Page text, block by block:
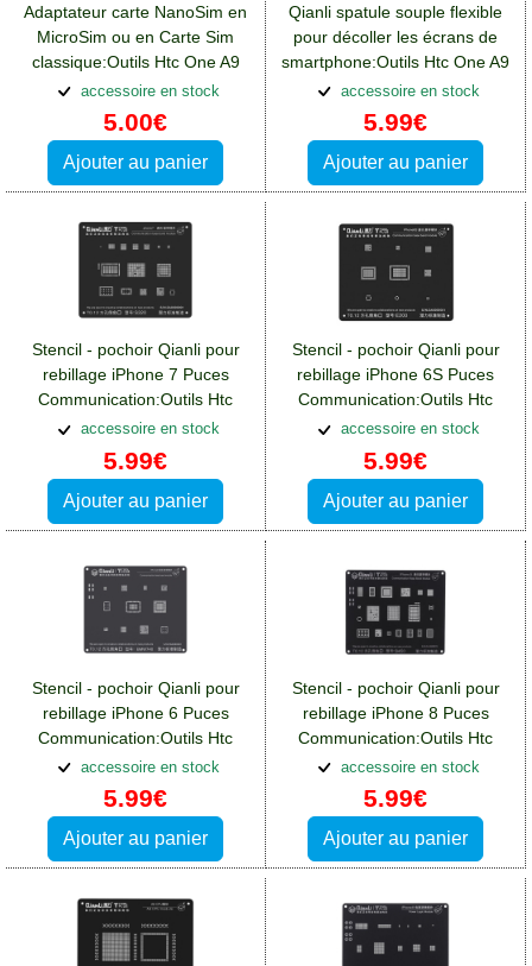
Adaptateur carte NanoSim en
MicroSim ou en Carte Sim
classique:Outils Htc One A9
accessoire en stock
5.00€
Ajouter au panier
Qianli spatule souple flexible
pour décoller les écrans de
smartphone:Outils Htc One A9
accessoire en stock
5.99€
Ajouter au panier
Stencil - pochoir Qianli pour
rebillage iPhone 7 Puces
Communication:Outils Htc
One A9
accessoire en stock
5.99€
Ajouter au panier
Stencil - pochoir Qianli pour
rebillage iPhone 6S Puces
Communication:Outils Htc
One A9
accessoire en stock
5.99€
Ajouter au panier
Stencil - pochoir Qianli pour
rebillage iPhone 6 Puces
Communication:Outils Htc
One A9
accessoire en stock
5.99€
Ajouter au panier
Stencil - pochoir Qianli pour
rebillage iPhone 8 Puces
Communication:Outils Htc
One A9
accessoire en stock
5.99€
Ajouter au panier